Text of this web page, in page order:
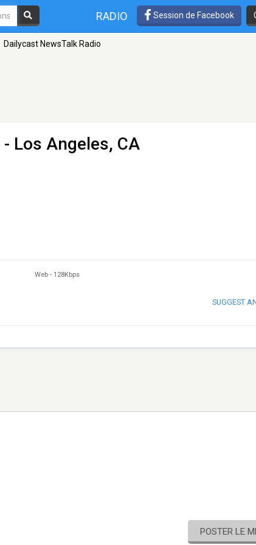
RADIO Session de Facebook
Dailycast NewsTalk Radio
- Los Angeles, CA
Web - 128Kbps
SUGGEST
POSTER LE